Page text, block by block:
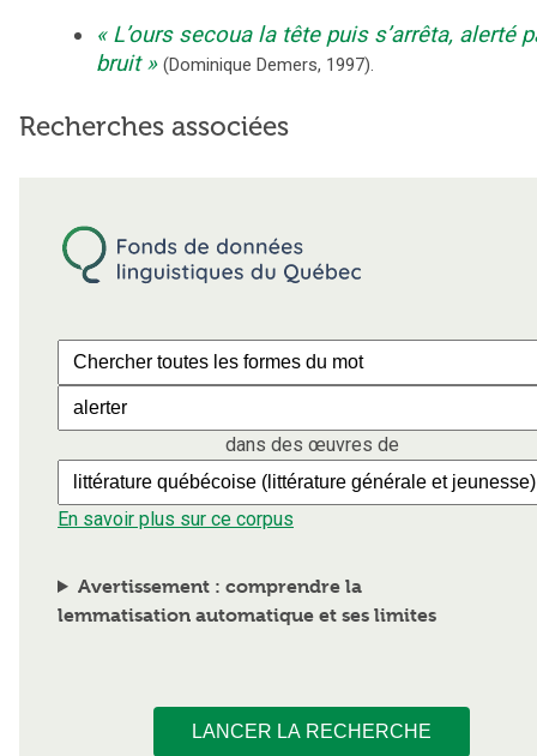
L’ours secoua la tête puis s’arrêta, alerté
bruit
(Dominique Demers, 1997).
Recherches associées
dans des œuvres de
En savoir plus sur ce corpus
Avertissement : comprendre la
lemmatisation automatique et ses limites
LANCER LA RECHERCHE